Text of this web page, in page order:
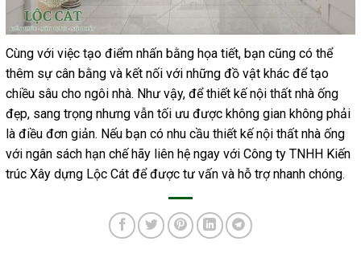
Cùng với việc tạo điểm nhấn bằng họa tiết, bạn cũng có thể
thêm sự cân bằng và kết nối với những đồ vật khác để tạo
chiều sâu cho ngôi nhà. Như vậy, để thiết kế nội thất nhà ống
đẹp, sang trọng nhưng vẫn tối ưu được không gian không phải
là điều đơn giản. Nếu bạn có nhu cầu thiết kế nội thất nhà ống
với ngân sách hạn chế hãy liên hệ ngay với Công ty TNHH Kiến
trúc Xây dựng Lộc Cát để được tư vấn và hỗ trợ nhanh chóng.